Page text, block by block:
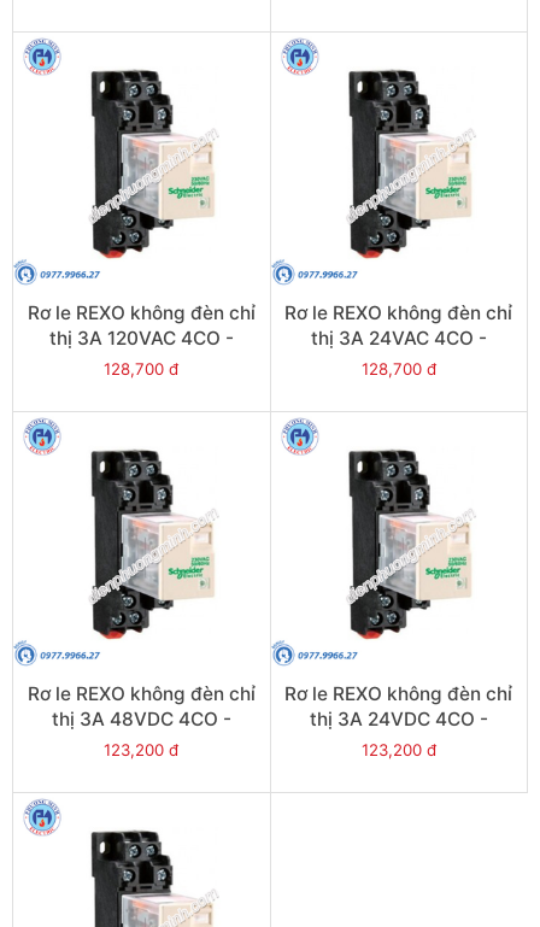
Rơ le REXO không đèn chỉ
thị 3A 120VAC 4CO -
Model RXM4LB1F7
128,700 đ
Rơ le REXO không đèn chỉ
thị 3A 24VAC 4CO -
Model RXM4LB1B7
128,700 đ
Rơ le REXO không đèn chỉ
thị 3A 48VDC 4CO -
Model RXM4LB1ED
123,200 đ
Rơ le REXO không đèn chỉ
thị 3A 24VDC 4CO -
Model RXM4LB1BD
123,200 đ